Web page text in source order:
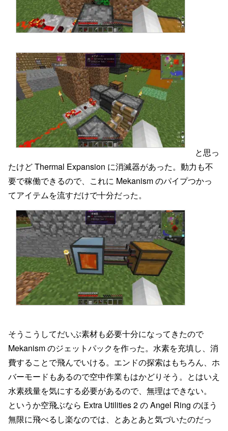
と思っ
たけど Thermal Expansion に消滅器があった。動力も不
要で稼働できるので、これに Mekanism のパイプつかっ
てアイテムを流すだけで十分だった。
そうこうしてだいぶ素材も必要十分になってきたので
Mekanism のジェットパックを作った。水素を充填し、消
費することで飛んでいける。エンドの探索はもちろん、ホ
バーモードもあるので空中作業もはかどりそう。とはいえ
水素残量を気にする必要があるので、無理はできない。
というか空飛ぶなら Extra Utilities 2 の Angel Ring のほう
無限に飛べるし楽なのでは、とあとあと気づいたのだっ